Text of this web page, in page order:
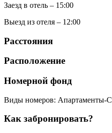
Заезд в отель – 15:00
Выезд из отеля – 12:00
Расстояния
Расположение
Номерной фонд
Виды номеров: Апартаменты-
Как забронировать?